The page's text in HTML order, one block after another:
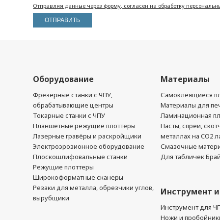
Отправляя данные через форму, согласен на обработку
Оборудование
Фрезерные станки с ЧПУ,
обрабатывающие центры
Токарные станки с ЧПУ
Планшетные режущие плоттеры
Лазерные гравёры и раскройщики
Электроэрозионное оборудование
Плоскошлифовальные станки
Режущие плоттеры
Широкоформатные сканеры
Резаки для металла, обрезчики углов,
вырубщики
Материалы
Самоклеящиеся
Материалы для
Ламинационная
Пасты, спреи,
металлах на CO2
Смазочные
Для табличек
Инструмент
Инструмент для
Ножи и